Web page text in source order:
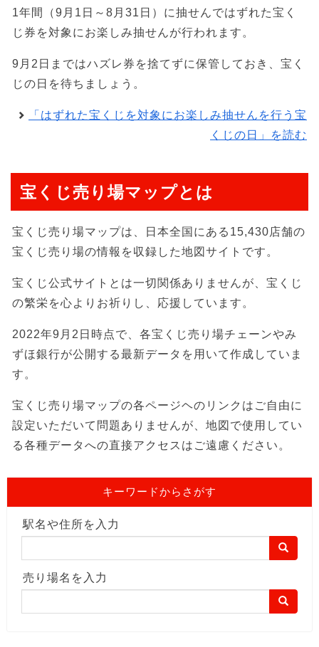
1年間（9月1日～8月31日）に抽せんではずれた宝く
じ券を対象にお楽しみ抽せんが行われます。
9月2日まではハズレ券を捨てずに保管しておき、宝く
じの日を待ちましょう。
「はずれた宝くじを対象にお楽しみ抽せんを行う宝
くじの日」を読む
宝くじ売り場マップとは
宝くじ売り場マップは、日本全国にある15,430店舗の
宝くじ売り場の情報を収録した地図サイトです。
宝くじ公式サイトとは一切関係ありませんが、宝くじ
の繁栄を心よりお祈りし、応援しています。
2022年9月2日時点で、各宝くじ売り場チェーンやみ
ずほ銀行が公開する最新データを用いて作成していま
す。
宝くじ売り場マップの各ページヘのリンクはご自由に
設定いただいて問題ありませんが、地図で使用してい
る各種データへの直接アクセスはご遠慮ください。
キーワードからさがす
駅名や住所を入力
売り場名を入力